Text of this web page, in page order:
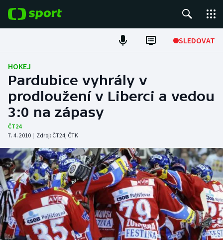
SLEDOVAT
Fotbal
Hokej
Tenis
Atletika
Cyklistika
DALŠÍ SPORTY
Americký fotbal
Baseball a softbal
NEPŘEHLÉDNĚTE
Soutěže
HOKEJ
Pardubice vyhrály v
prodloužení v Liberci a vedou
3:0 na zápasy
ČT24
7. 4. 2010 | Zdroj: ČT24, ČTK